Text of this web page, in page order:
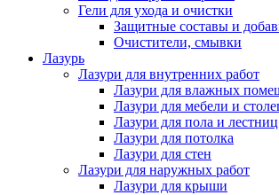
Гели для ухода и очистки
Защитные составы и
Очистители, смывки
Лазурь
Лазури для внутренних работ
Лазури для влажных
Лазури для мебели и
Лазури для пола и лестниц
Лазури для потолка
Лазури для стен
Лазури для наружных работ
Лазури для крыши